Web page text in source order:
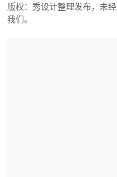
版权：秀设计整理发布，未
我们。